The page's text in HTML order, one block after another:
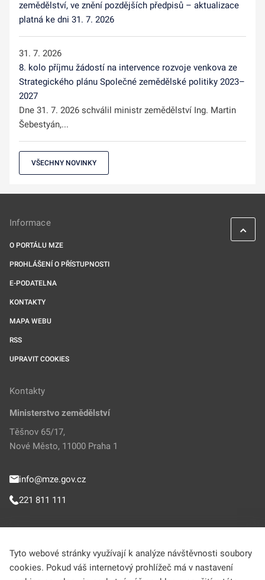
zemědělství, ve znění pozdějších předpisů – aktualizace
platná ke dni 31. 7. 2026
31. 7. 2026
8. kolo příjmu žádostí na intervence rozvoje venkova ze
Strategického plánu Společné zemědělské politiky 2023–
2027
Dne 31. 7. 2026 schválil ministr zemědělství Ing. Martin
Šebestyán,...
VŠECHNY NOVINKY
Informace
O PORTÁLU MZE
PROHLÁŠENÍ O PŘÍSTUPNOSTI
E-PODATELNA
KONTAKTY
MAPA WEBU
RSS
UPRAVIT COOKIES
Kontakty
Ministerstvo zemědělství
Těšnov 65/17,
Nové Město, 11000 Praha 1
info@mze.gov.cz
221 811 111
Tyto webové stránky využívají k analýze návštěvnosti soubory
cookies. Pokud váš internetový prohlížeč má v nastavení